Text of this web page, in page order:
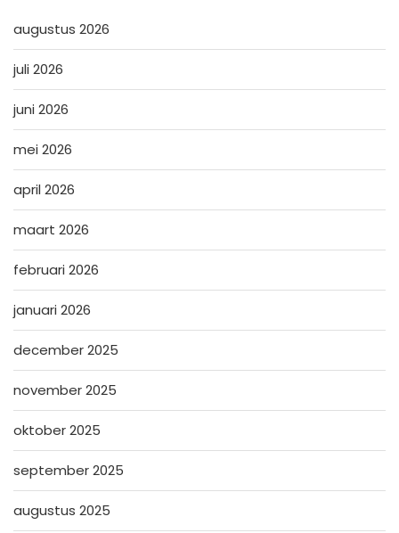
augustus 2026
juli 2026
juni 2026
mei 2026
april 2026
maart 2026
februari 2026
januari 2026
december 2025
november 2025
oktober 2025
september 2025
augustus 2025